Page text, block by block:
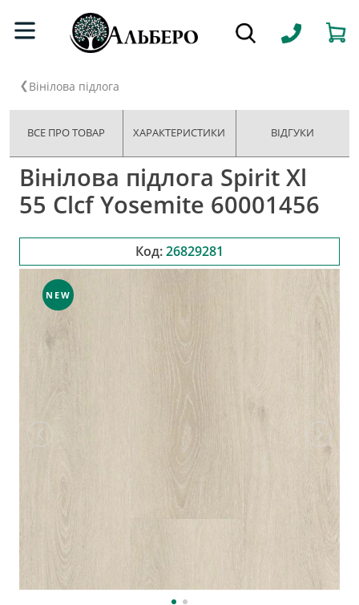
Вінілова підлога
ВСЕ ПРО ТОВАР ХАРАКТЕРИСТИКИ ВІДГУКИ
Вінілова підлога Spirit Xl
55 Clcf Yosemite 60001456
Код:26829281
NEW